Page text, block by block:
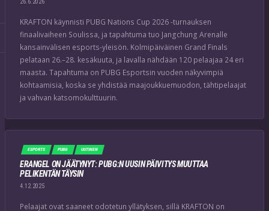
KRAFTON käynnisti PUBG Nations Cup 2026 -turnauksen
finaalivaiheen Soulissa, ja tapahtuma tuo Jangchung Arenalle
kansainvälisen esports-yleisön. Kolmipäiväinen Grand Finals
pelataan 26.–28. kesäkuuta, ja lavalla nähdään 120 pelaajaa 24 eri
maasta. Tapahtuma on PUBG Esportsin vuoden näkyvimpiä
kohtaamisia, koska se yhdistää maajoukkuemuodon, tähtipelaajat
ja vahvan katsomokulttuurin.
ESPORTS PUBG UUTINEN
ERANGEL ON JÄÄTYNYT: PUBG:N UUSIN PÄIVITYS MUUTTAA
PELIKENTÄN TÄYSIN
4.12.2025
Pelaajat ovat saaneet odotetun yllätyksen, sillä KRAFTON on